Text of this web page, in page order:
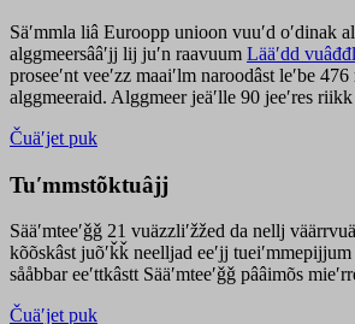
Säʹmmla liâ Euroopp unioon vuuʹd oʹdinak
alggmeersââʹjj lij juʹn raavuum Lääʹdd
proseeʹnt veeʹzz maaiʹlm naroodâst leʹbe
alggmeeraid. Alggmeer jeäʹlle 90 jeeʹres riikk
Čuäʹjet puk
Tuʹmmstõktuâjj
Sääʹmteeʹǧǧ 21 vuäzzliʹžžed da nellj
kõõskâst juõʹǩǩ neelljad eeʹjj tueiʹmmepijjum
sååbbar eeʹttkâstt Sääʹmteeʹǧǧ pââimõs
Čuäʹjet puk